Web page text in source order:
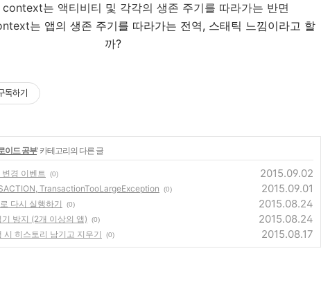
는 액티비티 및 각각의 생존 주기를 따라가는 반면
는 앱의 생존 주기를 따라가는 전역, 스태틱 느낌이라고 할
까?
독하기
이드 공부' 카테고리의 다른 글
경 이벤트 (0) 2015.09.02
TransactionTooLargeException (0) 2015.09.01
다시 실행하기 (0) 2015.08.24
방지 (2개 이상의 앱) (0) 2015.08.24
시 히스토리 남기고 지우기 (0) 2015.08.17